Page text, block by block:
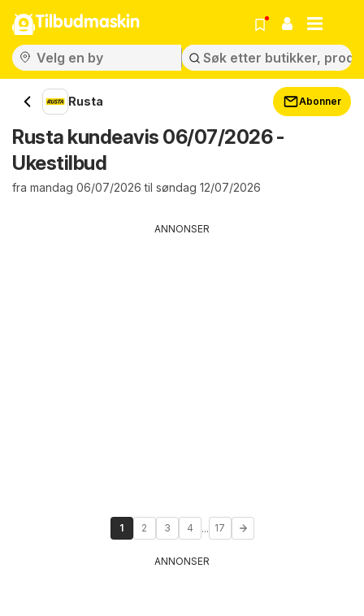
Tilbudmaskin
Rusta Abonner
Rusta kundeavis 06/07/2026 -
Ukestilbud
fra mandag 06/07/2026 til søndag 12/07/2026
ANNONSER
1 2 3 4 ... 17
ANNONSER